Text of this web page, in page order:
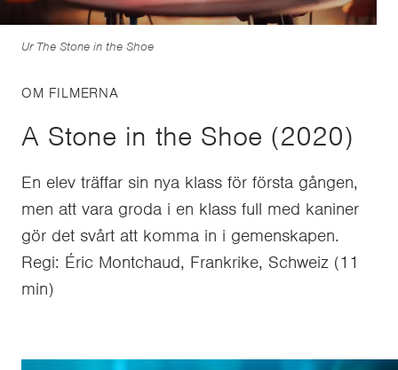
OM FILMERNA
A Stone in the Shoe (2020)
En elev träffar sin nya klass för första gången,
men att vara groda i en klass full med kaniner
gör det svårt att komma in i gemenskapen.
Regi: Éric Montchaud, Frankrike, Schweiz (11
min)
Ur The Stone in the Shoe